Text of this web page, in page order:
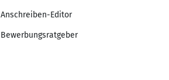
Anschreiben-Editor
Bewerbungsratgeber